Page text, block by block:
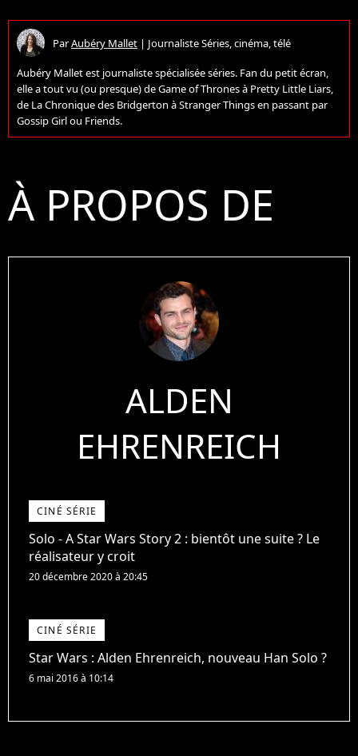
ParAubéry Mallet | Journaliste Séries, cinéma, télé
Aubéry Mallet est journaliste spécialisée séries. Fan du petit écran,
elle a tout vu (ou presque) de Game of Thrones à Pretty Little Liars,
de La Chronique des Bridgerton à Stranger Things en passant par
Gossip Girl ou Friends.
À PROPOS DE
ALDEN
EHRENREICH
CINÉ SÉRIE
Solo - A Star Wars Story 2 : bientôt une suite ? Le
réalisateur y croit
20 décembre 2020 à 20:45
CINÉ SÉRIE
Star Wars : Alden Ehrenreich, nouveau Han Solo ?
6 mai 2016 à 10:14